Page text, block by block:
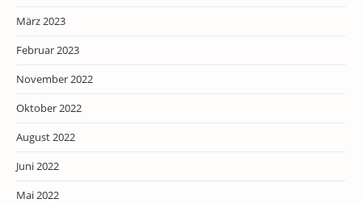
März 2023
Februar 2023
November 2022
Oktober 2022
August 2022
Juni 2022
Mai 2022